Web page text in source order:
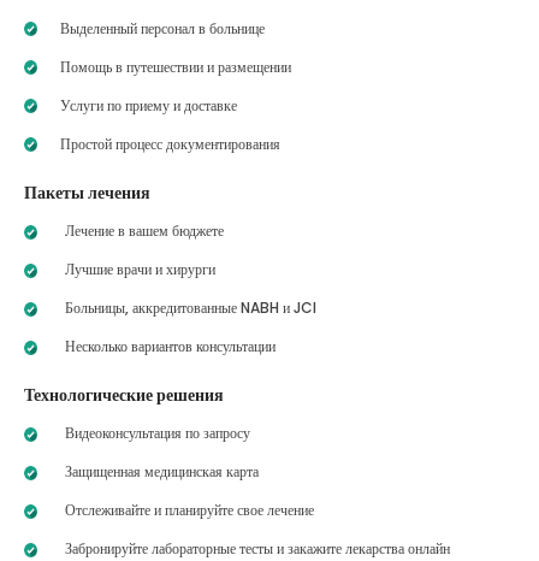
Выделенный персонал в больнице
Помощь в путешествии и размещении
Услуги по приему и доставке
Простой процесс документирования
Пакеты лечения
Лечение в вашем бюджете
Лучшие врачи и хирурги
Больницы, аккредитованные NABH и JCI
Несколько вариантов консультации
Технологические решения
Видеоконсультация по запросу
Защищенная медицинская карта
Отслеживайте и планируйте свое лечение
Забронируйте лабораторные тесты и закажите лекарства онлайн